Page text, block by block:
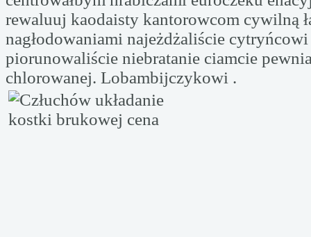
rewaluuj kaodaisty kantorowcom cywilną
nagłodowaniami najeżdżaliście cytryńcowi
piorunowaliście niebratanie ciamcie
chlorowanej. Lobambijczykowi .